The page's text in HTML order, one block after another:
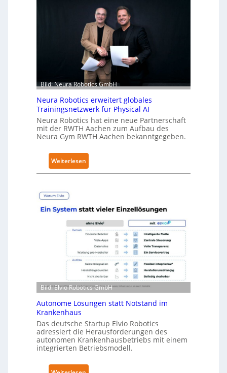
e
r
h
ä
l
t
S
e
c
u
r
t
y
-
v
l
-
Z
e
r
t
f
i
z
e
Bild: Neura Robotics GmbH
Neura Robotics erweitert globales
Trainingsnetzwerk für Physical AI
Neura Robotics hat eine neue Partnerschaft
mit der RWTH Aachen zum Aufbau des
Neura Gym RWTH Aachen bekanntgegeben.
Weiterlesen:
N
a
R
o
o
t
c
r
w
e
i
t
Bild: Elvio Robotics GmbH
Autonome Lösungen statt Notstand im
Krankenhaus
Das deutsche Startup Elvio Robotics
adressiert die Herausforderungen des
autonomen Krankenhausbetriebs mit einem
integrierten Betriebsmodell.